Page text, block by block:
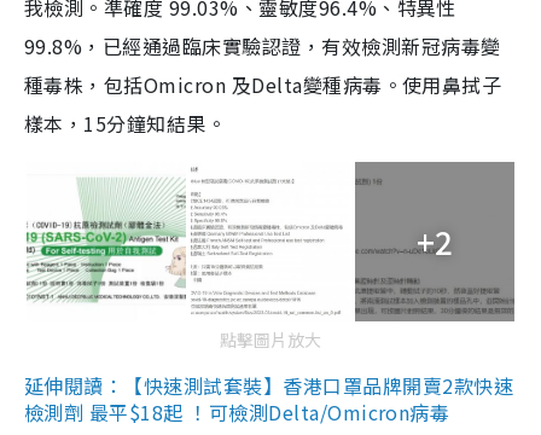
我檢測。準確度 99.03%、靈敏度96.4%、特異性
99.8%，已經通過臨床實驗認證，有效檢測新冠病毒變
種毒株，包括Omicron 及Delta變種病毒。使用鼻拭子
樣本，15分鐘知結果。
+2
點擊圖片放大
延伸閱讀：【快速測試套裝】香港口罩品牌開賣2款快速
檢測劑 最平$18起 ！可檢測Delta/Omicron病毒